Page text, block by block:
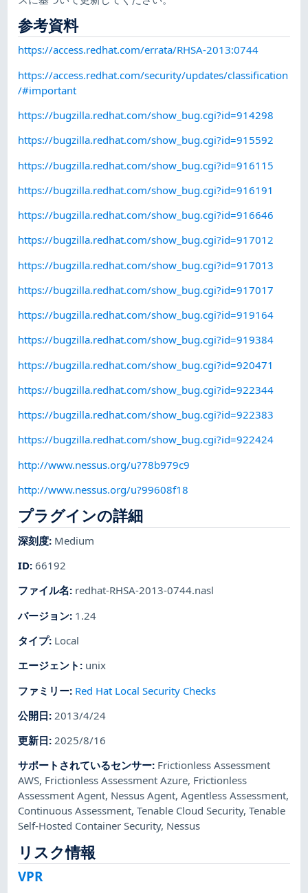
参考資料
https://access.redhat.com/errata/RHSA-2013:0744
https://access.redhat.com/security/updates/classification
/#important
https://bugzilla.redhat.com/show_bug.cgi?id=914298
https://bugzilla.redhat.com/show_bug.cgi?id=915592
https://bugzilla.redhat.com/show_bug.cgi?id=916115
https://bugzilla.redhat.com/show_bug.cgi?id=916191
https://bugzilla.redhat.com/show_bug.cgi?id=916646
https://bugzilla.redhat.com/show_bug.cgi?id=917012
https://bugzilla.redhat.com/show_bug.cgi?id=917013
https://bugzilla.redhat.com/show_bug.cgi?id=917017
https://bugzilla.redhat.com/show_bug.cgi?id=919164
https://bugzilla.redhat.com/show_bug.cgi?id=919384
https://bugzilla.redhat.com/show_bug.cgi?id=920471
https://bugzilla.redhat.com/show_bug.cgi?id=922344
https://bugzilla.redhat.com/show_bug.cgi?id=922383
https://bugzilla.redhat.com/show_bug.cgi?id=922424
http://www.nessus.org/u?78b979c9
http://www.nessus.org/u?99608f18
プラグインの詳細
深刻度: Medium
ID:66192
ファイル名: redhat-RHSA-2013-0744.nasl
バージョン: 1.24
タイプ: Local
エージェント : unix
ファミリー: Red Hat Local Security Checks
公開日: 2013/4/24
更新日:2025/8/16
サポートされているセンサー: Frictionless Assessment
AWS, Frictionless Assessment Azure, Frictionless
Assessment Agent, Nessus Agent,Agentless Assessment,
Continuous Assessment,Tenable Cloud Security,Tenable
Self-Hosted Container Security, Nessus
リスク情報
VPR